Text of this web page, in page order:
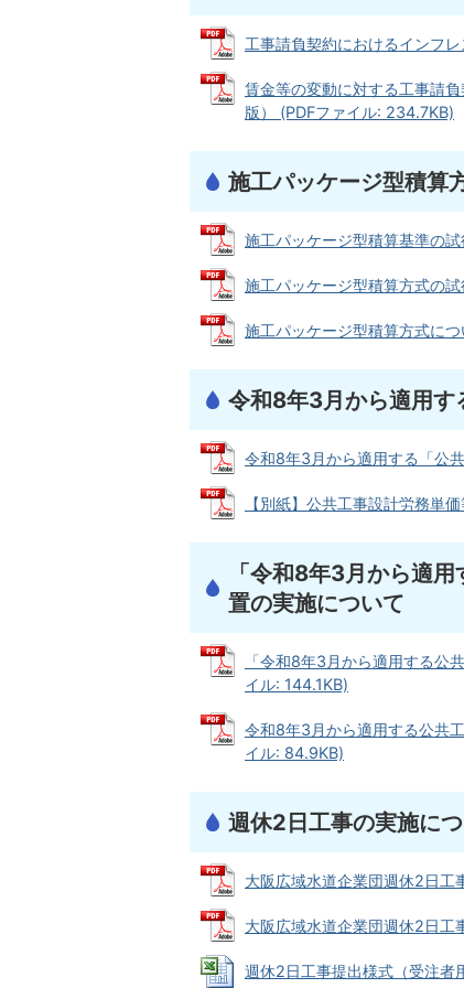
工事請負契約におけるインフ
賃金等の変動に対する工事請
版） (PDFファイル: 234.7KB)
施工パッケージ型積算
施工パッケージ型積算基準の
施工パッケージ型積算方式の
施工パッケージ型積算方式に
令和8年3月から適用す
令和8年3月から適用する「公
【別紙】公共工事設計労務単
「令和8年3月から適
置の実施について
「令和8年3月から適用する公
イル: 144.1KB)
令和8年3月から適用する公共
イル: 84.9KB)
週休2日工事の実施に
大阪広域水道企業団週休2日
大阪広域水道企業団週休2日工
週休2日工事提出様式（受注者